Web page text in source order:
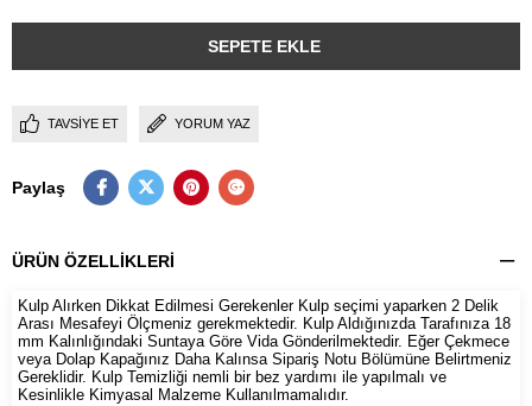
TAVSIYE ET YORUM YAZ
Paylaş
ÜRÜN ÖZELLIKLERI
Kulp Alırken Dikkat Edilmesi Gerekenler Kulp seçimi yaparken 2 Delik
Arası Mesafeyi Ölçmeniz gerekmektedir. Kulp Aldığınızda Tarafınıza 18
mm Kalınlığındaki Suntaya Göre Vida Gönderilmektedir. Eğer Çekmece
veya Dolap Kapağınız Daha Kalınsa Sipariş Notu Bölümüne Belirtmeniz
Gereklidir. Kulp Temizliği nemli bir bez yardımı ile yapılmalı ve
Kesinlikle Kimyasal Malzeme Kullanılmamalıdır.